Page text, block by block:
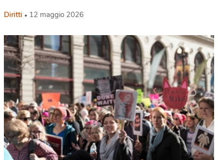
Diritti 12 maggio 2026